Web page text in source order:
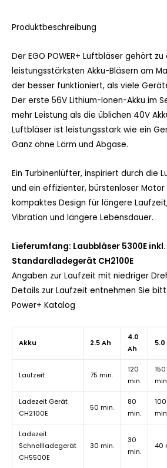
Produktbeschreibung
Der EGO POWER+ Luftbläser gehört zu
leistungsstärksten Akku-Bläsern am
der besser funktioniert, als viele
Der erste 56V Lithium-Ionen-Akku im
mehr Leistung als die üblichen 40V
Luftbläser ist leistungsstark wie ein
Ganz ohne Lärm und Abgase.
Ein Turbinenlüfter, inspiriert durch die
und ein effizienter, bürstenloser
kompaktes Design für längere
Vibration und längere Lebensdauer.
Lieferumfang: Laubbläser 5300E
Standardladegerät CH2100E
Angaben zur Laufzeit mit niedriger
Details zur Laufzeit entnehmen Sie
Power+ Katalog
Akku 2.5 Ah
4.0
Ah
5.0
Laufzeit 75 min.
120
min.
150
Ladezeit Gerät
CH2100E
50 min.
80
min.
100
Ladezeit
Schnellladegerät
CH5500E
30 min.
30
min.
40